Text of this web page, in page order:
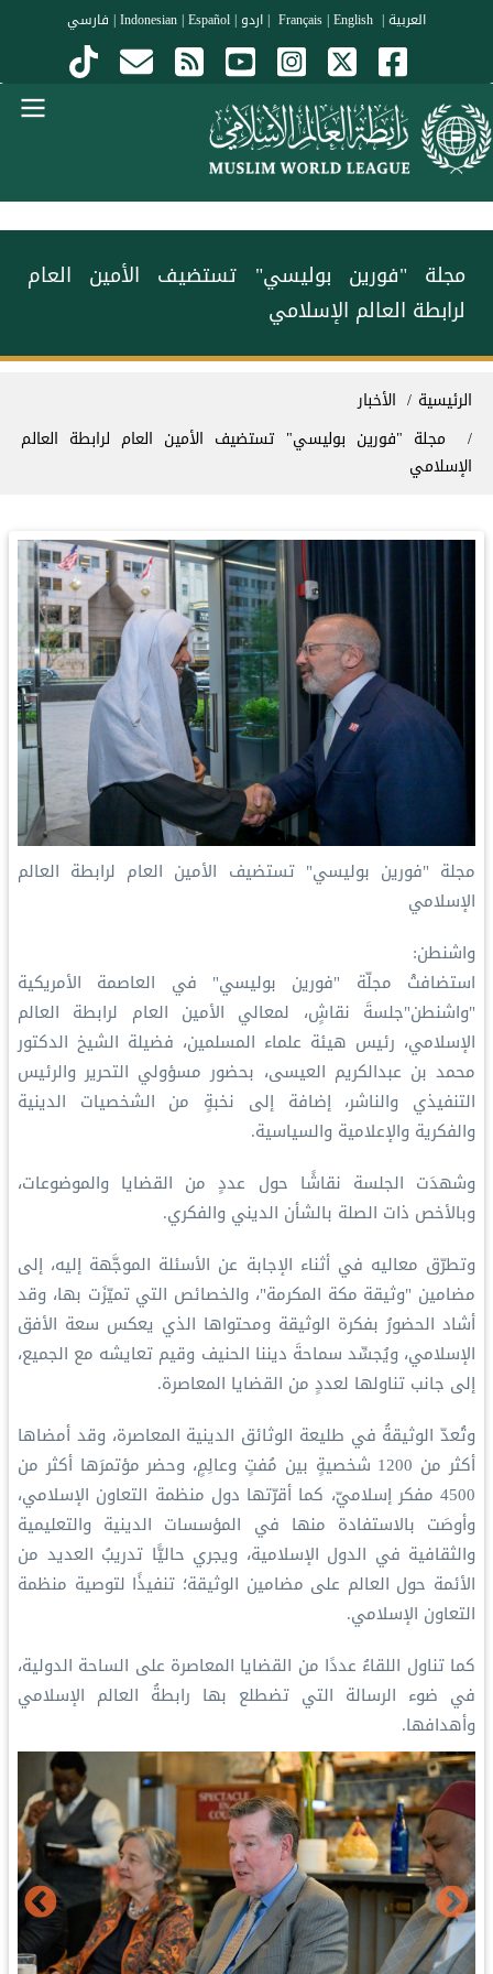
تجاوز إلى المحتوى الرئيسي
العربية|
|English
| اردو|
Indonesian |Español
| فارسي
مجلة "فورين بوليسي" تستضيف الأمين العام
لرابطة العالم الإسلامي
مسار التنقل
الرئيسية
الأخبار
مجلة "فورين بوليسي" تستضيف الأمين العام لرابطة العالم
الإسلامي
مجلة "فورين بوليسي" تستضيف الأمين العام لرابطة العالم
الإسلامي
واشنطن:
استضافتْ مجلّة "فورين بوليسي" في العاصمة الأمريكية
"واشنطن"جلسةَ نقاشٍ، لمعالي الأمين العام لرابطة العالم
الإسلامي، رئيس هيئة علماء المسلمين، فضيلة الشيخ الدكتور
محمد بن عبدالكريم العيسى، بحضور مسؤولي التحرير والرئيس
التنفيذي والناشر، إضافة إلى نخبةٍ من الشخصيات الدينية
والفكرية والإعلامية والسياسية.
‏وشهدَت الجلسة نقاشًا حول عددٍ من القضايا والموضوعات،
وبالأخص ذات الصلة بالشأن الديني والفكري.
وتطرّق معاليه في أثناء الإجابة عن الأسئلة الموجَّهة إليه، إلى
مضامين "وثيقة مكة المكرمة"، والخصائص التي تميّزَت بها، وقد
أشاد الحضورُ بفكرة الوثيقة ومحتواها الذي يعكس سعة الأفق
الإسلامي، ويُجسِّد سماحةَ ديننا الحنيف وقيم تعايشه مع الجميع،
إلى جانب تناولها لعددٍ من القضايا المعاصرة.
‏وتُعدّ الوثيقةُ في طليعة الوثائق الدينية المعاصرة، وقد أمضاها
أكثر من 1200 شخصيةٍ بين مُفتٍ وعالِمٍ، وحضر مؤتمرَها أكثر من
4500 مفكر إسلاميّ، كما أقرّتها دول منظمة التعاون الإسلامي،
وأوصَت بالاستفادة منها في المؤسسات الدينية والتعليمية
والثقافية في الدول الإسلامية، ويجري حاليًّا تدريبُ العديد من
الأئمة حول العالم على مضامين الوثيقة؛ تنفيذًا لتوصية منظمة
التعاون الإسلامي.
‏كما تناول اللقاءُ عددًا من القضايا المعاصرة على الساحة الدولية،
في ضوء الرسالة التي تضطلع بها رابطةُ العالم الإسلامي
وأهدافها.